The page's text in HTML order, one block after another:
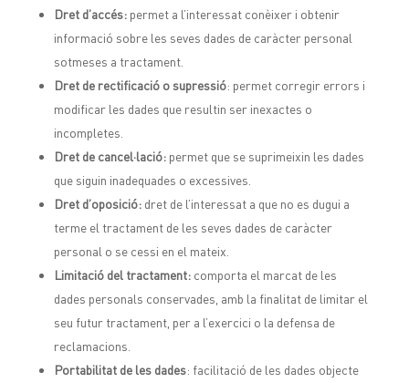
Dret d’accés: permet a l’interessat conèixer i obtenir
informació sobre les seves dades de caràcter personal
sotmeses a tractament.
Dret de rectificació o supressió: permet corregir errors i
modificar les dades que resultin ser inexactes o
incompletes.
Dret de cancel·lació: permet que se suprimeixin les dades
que siguin inadequades o excessives.
Dret d’oposició: dret de l’interessat a que no es dugui a
terme el tractament de les seves dades de caràcter
personal o se cessi en el mateix.
Limitació del tractament: comporta el marcat de les
dades personals conservades, amb la finalitat de limitar el
seu futur tractament, per a l’exercici o la defensa de
reclamacions.
Portabilitat de les dades: facilitació de les dades objecte